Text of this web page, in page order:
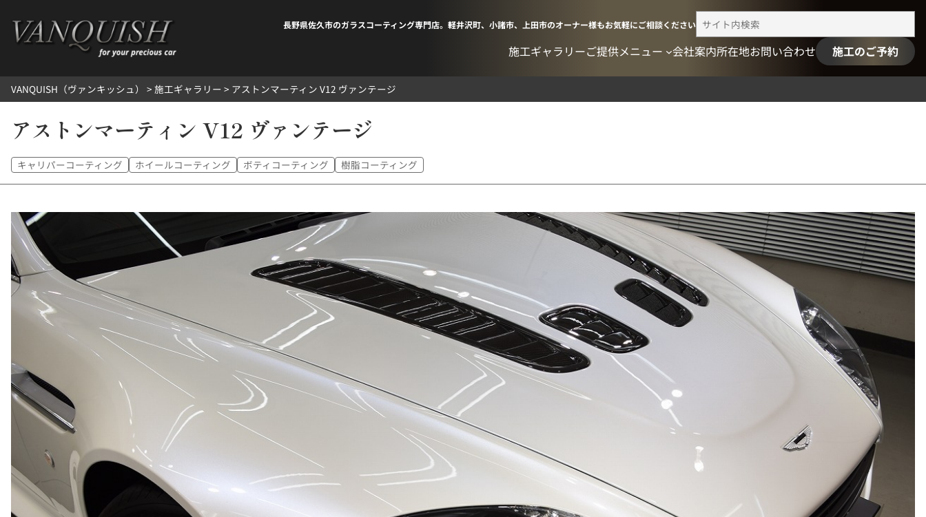
キ
長野県佐久市のガラスコーティング専門店。軽井沢町、小諸市、上田市のオーナー様もお気軽にご相談ください検
索
施工ギャラリーご提供メニュー 会社案内所在地お問い合わせ 施工のご予約
VANQUISH（ヴァンキッシュ） > 施工ギャラリー > アストンマーティン V12 ヴァンテージ
アストンマーティン V12 ヴァンテージ
キャリパーコーティング ホイールコーティング ボティコーティング 樹脂コーティング